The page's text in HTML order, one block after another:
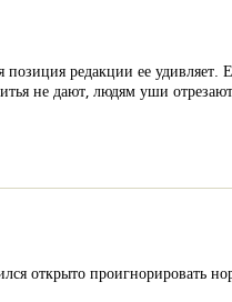
позиция редакции ее
не дают, людям уши
открыто проигнорировать